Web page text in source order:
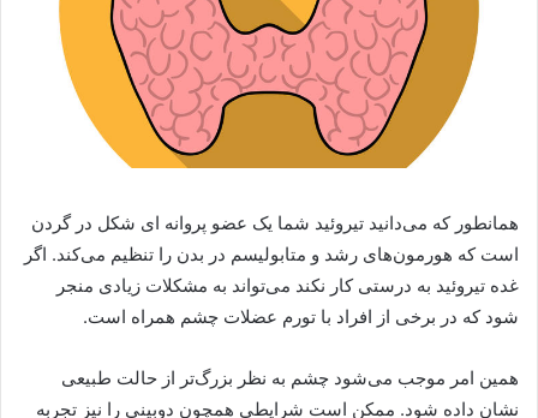
همانطور که می‌دانید تیروئید شما یک عضو پروانه ای شکل در گردن
است که هورمون‌های رشد و متابولیسم در بدن را تنظیم می‌کند. اگر
غده تیروئید به درستی کار نکند می‌تواند به مشکلات زیادی منجر
شود که در برخی از افراد با تورم عضلات چشم همراه است.
همین امر موجب می‌شود چشم به نظر بزرگ‌تر از حالت طبیعی
نشان داده شود. ممکن است شرایطی همچون دوبینی را نیز تجربه